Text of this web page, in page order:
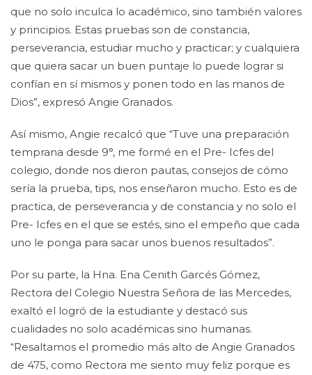
que no solo inculca lo académico, sino también valores
y principios. Estas pruebas son de constancia,
perseverancia, estudiar mucho y practicar; y cualquiera
que quiera sacar un buen puntaje lo puede lograr si
confían en sí mismos y ponen todo en las manos de
Dios”, expresó Angie Granados.
Así mismo, Angie recalcó que “Tuve una preparación
temprana desde 9°, me formé en el Pre- Icfes del
colegio, donde nos dieron pautas, consejos de cómo
sería la prueba, tips, nos enseñaron mucho. Esto es de
practica, de perseverancia y de constancia y no solo el
Pre- Icfes en el que se estés, sino el empeño que cada
uno le ponga para sacar unos buenos resultados”.
Por su parte, la Hna. Ena Cenith Garcés Gómez,
Rectora del Colegio Nuestra Señora de las Mercedes,
exaltó el logró de la estudiante y destacó sus
cualidades no solo académicas sino humanas.
“Resaltamos el promedio más alto de Angie Granados
de 475, como Rectora me siento muy feliz porque es